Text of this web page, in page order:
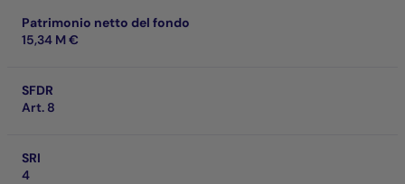
Patrimonio netto del fondo
15,34 M €
SFDR
Art. 8
SRI
4